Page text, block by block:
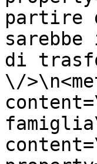
partire
di
\/